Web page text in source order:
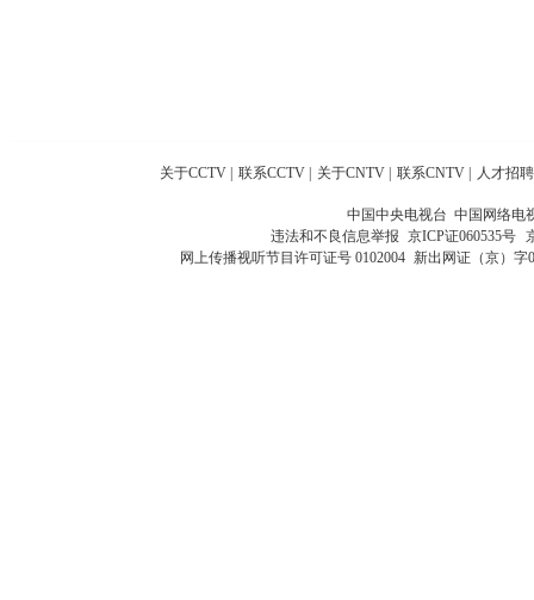
关于CCTV 联系CCTV 关于CNTV 联系CNTV 人才招聘
中国中央电视台 中国网络电
违法和不良信息举报 京ICP证060535号
网上传播视听节目许可证号 0102004 新出网证（京）